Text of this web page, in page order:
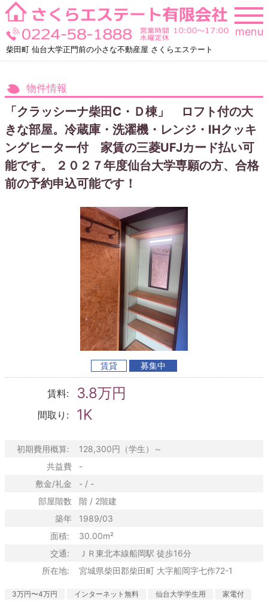
Skip
to
content
柴田町 仙台大学正門前の小さな不動産屋 さくらエステート
menu
物件情報
「クラッシーナ柴田C・Ｄ棟」 ロフト付の大
きな部屋。冷蔵庫・洗濯機・レンジ・IHクッキ
ングヒーター付 家賃の三菱UFJカード払い可
能です。 ２０２７年度仙台大学専願の方、合格
前の予約申込可能です！
賃貸 募集中
賃料: 3.8万円
間取り: 1K
初期費用概算:
128,300円（学生）～
共益費
-
敷金/礼金
- / -
部屋階数
階 / 2階建
築年
1989/03
面積:
30.00m²
交通:
ＪＲ東北本線船岡駅 徒歩16分
所在地:
宮城県柴田郡柴田町 大字船岡字七作72-1
3万円〜4万円 インターネット無料 仙台大学学生用
家電付